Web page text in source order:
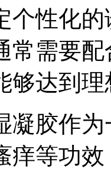
个性化
常需要
够达到
凝胶作
痒等功